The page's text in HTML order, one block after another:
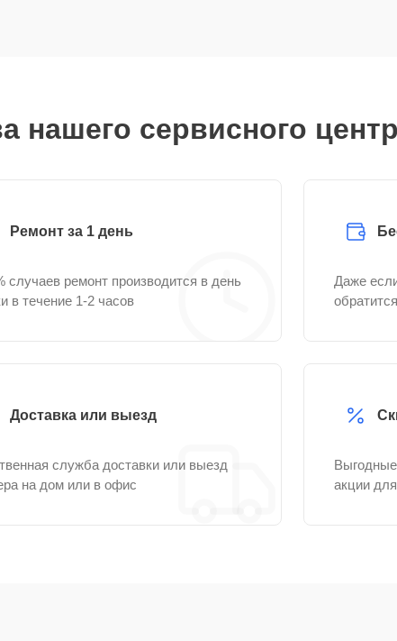
нашего сервисного
Ремонт за 1 день
случаев ремонт производится в день
в течение 1-2 часов
Даже
Доставка или выезд
служба доставки или выезд
на дом или в офис
акции